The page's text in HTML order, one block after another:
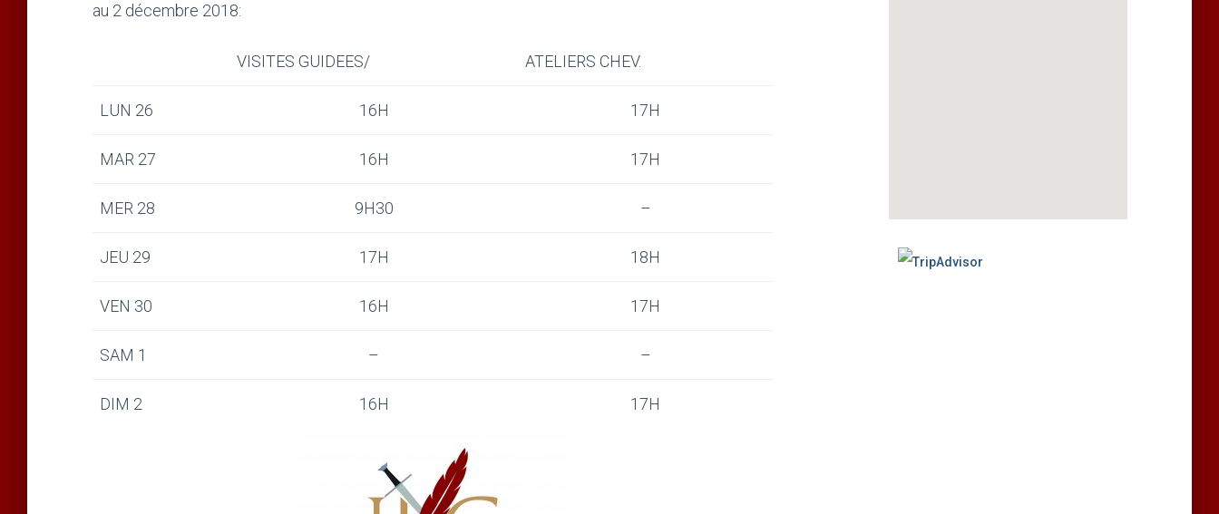
au 2 décembre 2018:
VISITES GUIDEES/ ATELIERS CHEV.
LUN 26 16H 17H
MAR 27 16H 17H
MER 28 9H30 –
JEU 29 17H 18H
VEN 30 16H 17H
SAM 1 – –
DIM 2 16H 17H